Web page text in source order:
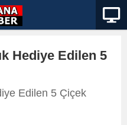
Hediye Edilen 5
Edilen 5 Çiçek